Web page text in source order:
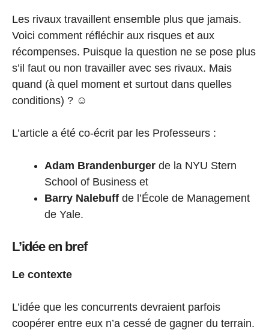
Les rivaux travaillent ensemble plus que jamais.
Voici comment réfléchir aux risques et aux
récompenses. Puisque la question ne se pose plus
s’il faut ou non travailler avec ses rivaux. Mais
quand (à quel moment et surtout dans quelles
conditions) ? ☺️
L’article a été co-écrit par les Professeurs :
Adam Brandenburger de la NYU Stern
School of Business et
Barry Nalebuff de l’École de Management
de Yale.
L’idée en bref
Le contexte
L’idée que les concurrents devraient parfois
coopérer entre eux n’a cessé de gagner du terrain.